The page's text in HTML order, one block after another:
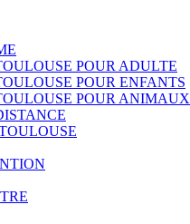
POUR ADULTE
POUR ENFANTS
POUR ANIMAUX